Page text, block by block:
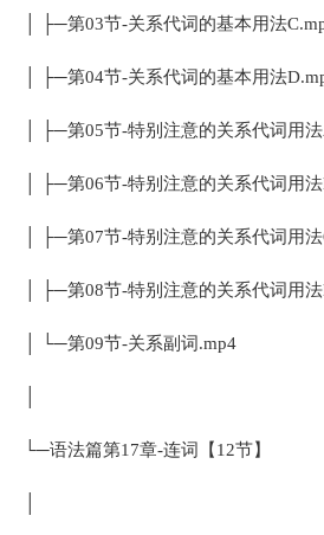
│ ├─第03节-关系代词的基本用法
│ ├─第04节-关系代词的基本用法
│ ├─第05节-特别注意的关系代词用
│ ├─第06节-特别注意的关系代词用
│ ├─第07节-特别注意的关系代词用
│ ├─第08节-特别注意的关系代词用
│ └─第09节-关系副词.mp4
└─语法篇第17章-连词【12节】